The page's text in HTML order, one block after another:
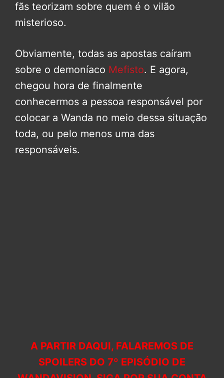
fãs teorizam sobre quem é o vilão
misterioso.
Obviamente, todas as apostas caíram
sobre o demoníaco Mefisto. E agora,
chegou hora de finalmente
conhecermos a pessoa responsável por
colocar a Wanda no meio dessa situação
toda, ou pelo menos uma das
responsáveis.
A PARTIR DAQUI, FALAREMOS DE
SPOILERS DO 7º EPISÓDIO DE